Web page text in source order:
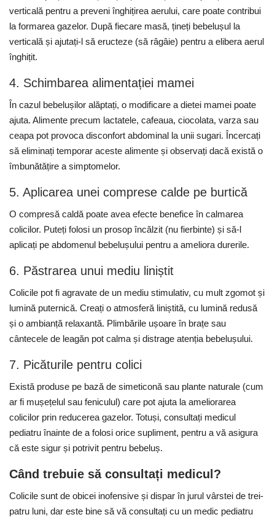
verticală pentru a preveni înghițirea aerului, care poate contribui
la formarea gazelor. După fiecare masă, țineți bebelușul la
verticală și ajutați-l să eructeze (să râgâie) pentru a elibera aerul
înghițit.
4. Schimbarea alimentației mamei
În cazul bebelușilor alăptați, o modificare a dietei mamei poate
ajuta. Alimente precum lactatele, cafeaua, ciocolata, varza sau
ceapa pot provoca disconfort abdominal la unii sugari. Încercați
să eliminați temporar aceste alimente și observați dacă există o
îmbunătățire a simptomelor.
5. Aplicarea unei comprese calde pe burtică
O compresă caldă poate avea efecte benefice în calmarea
colicilor. Puteți folosi un prosop încălzit (nu fierbinte) și să-l
aplicați pe abdomenul bebelușului pentru a ameliora durerile.
6. Păstrarea unui mediu liniștit
Colicile pot fi agravate de un mediu stimulativ, cu mult zgomot și
lumină puternică. Creați o atmosferă liniștită, cu lumină redusă
și o ambianță relaxantă. Plimbările ușoare în brațe sau
cântecele de leagăn pot calma și distrage atenția bebelușului.
7. Picăturile pentru colici
Există produse pe bază de simeticonă sau plante naturale (cum
ar fi mușețelul sau feniculul) care pot ajuta la ameliorarea
colicilor prin reducerea gazelor. Totuși, consultați medicul
pediatru înainte de a folosi orice supliment, pentru a vă asigura
că este sigur și potrivit pentru bebeluș.
Când trebuie să consultați medicul?
Colicile sunt de obicei inofensive și dispar în jurul vârstei de trei-
patru luni, dar este bine să vă consultați cu un medic pediatru